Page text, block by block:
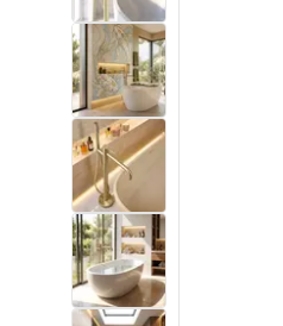
Waschbecken
Wannen und
Badewannenaufsätze
Badarmaturen
Duschen